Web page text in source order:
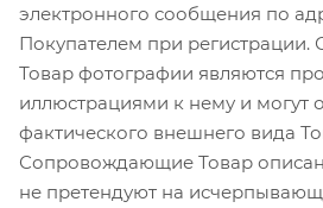
электронного сообщения по
Покупателем при
Товар фотографии являются
иллюстрациями к нему и могут
фактического внешнего вида
Сопровождающие Товар
не претендуют на